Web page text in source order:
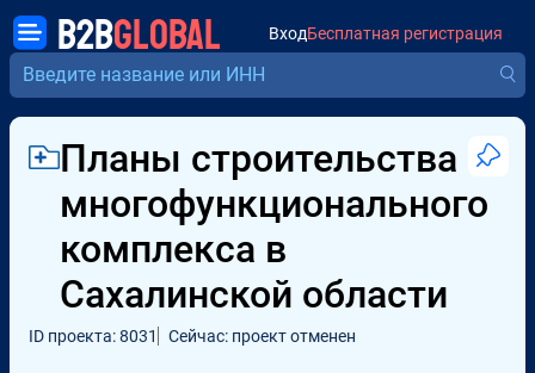
B2BGLOBAL ВходБесплатная регистрация
Планы строительства
многофункционального
комплекса в
Сахалинской области
ID проекта: 8031 Сейчас: проект отменен